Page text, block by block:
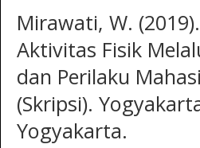
Mirawati, W.
Aktivitas Fisik
dan Perilaku
(Skripsi).
Yogyakarta.